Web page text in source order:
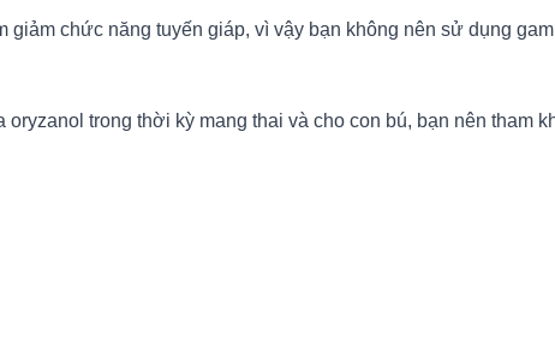
chức năng tuyến giáp, vì vậy bạn không nên sử dụng
trong thời kỳ mang thai và cho con bú, bạn nên tham